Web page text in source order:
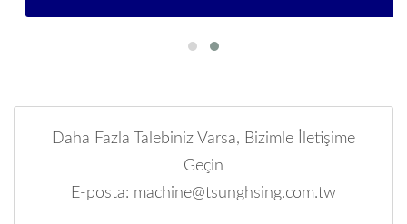
Daha Fazla Talebiniz Varsa, Bizimle İletişime
Geçin
E-posta: machine@tsunghsing.com.tw